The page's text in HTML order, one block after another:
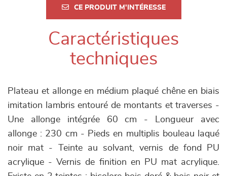
CE PRODUIT M'INTÉRESSE
Caractéristiques
techniques
Plateau et allonge en médium plaqué chêne en biais
imitation lambris entouré de montants et traverses -
Une allonge intégrée 60 cm - Longueur avec
allonge : 230 cm - Pieds en multiplis bouleau laqué
noir mat - Teinte au solvant, vernis de fond PU
acrylique - Vernis de finition en PU mat acrylique.